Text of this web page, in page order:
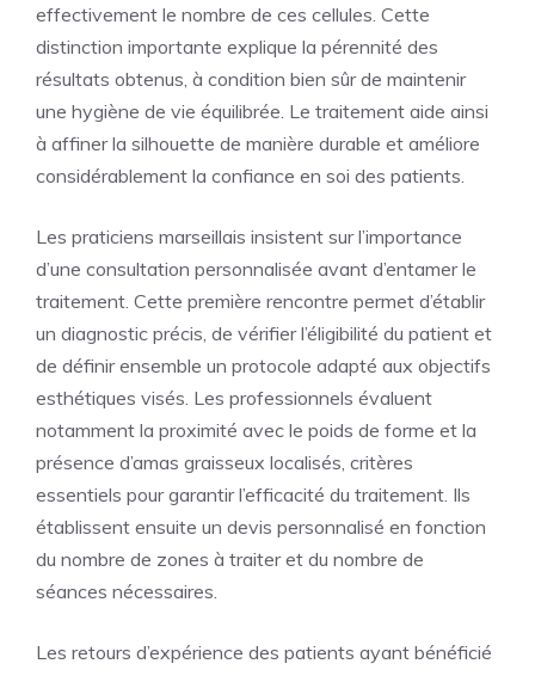
effectivement le nombre de ces cellules. Cette
distinction importante explique la pérennité des
résultats obtenus, à condition bien sûr de maintenir
une hygiène de vie équilibrée. Le traitement aide ainsi
à affiner la silhouette de manière durable et améliore
considérablement la confiance en soi des patients.
Les praticiens marseillais insistent sur l’importance
d’une consultation personnalisée avant d’entamer le
traitement. Cette première rencontre permet d’établir
un diagnostic précis, de vérifier l’éligibilité du patient et
de définir ensemble un protocole adapté aux objectifs
esthétiques visés. Les professionnels évaluent
notamment la proximité avec le poids de forme et la
présence d’amas graisseux localisés, critères
essentiels pour garantir l’efficacité du traitement. Ils
établissent ensuite un devis personnalisé en fonction
du nombre de zones à traiter et du nombre de
séances nécessaires.
Les retours d’expérience des patients ayant bénéficié